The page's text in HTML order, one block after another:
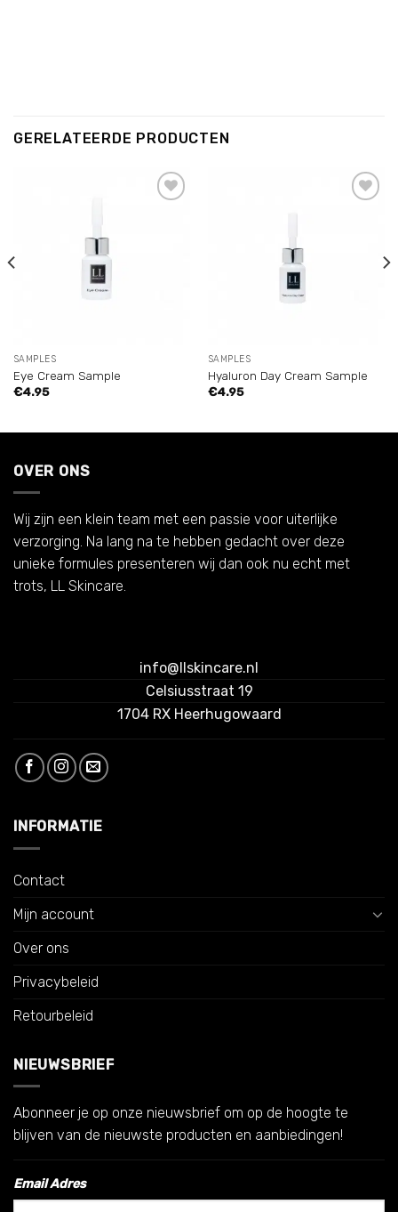
GERELATEERDE PRODUCTEN
SAMPLES
Eye Cream Sample
€4.95
SAMPLES
Hyaluron Day Cream Sample
€4.95
OVER ONS
Wij zijn een klein team met een passie voor uiterlijke
verzorging. Na lang na te hebben gedacht over deze
unieke formules presenteren wij dan ook nu echt met
trots, LL Skincare.
info@llskincare.nl
Celsiusstraat 19
1704 RX Heerhugowaard
INFORMATIE
Contact
Mijn account
Over ons
Privacybeleid
Retourbeleid
NIEUWSBRIEF
Abonneer je op onze nieuwsbrief om op de hoogte te
blijven van de nieuwste producten en aanbiedingen!
Email Adres